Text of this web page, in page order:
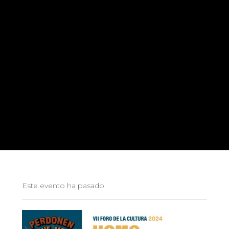
Este evento ha pasado.